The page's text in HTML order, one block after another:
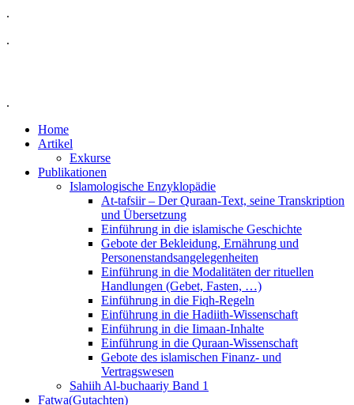
.
.
.
Home
Artikel
Exkurse
Publikationen
Islamologische Enzyklopädie
At-tafsiir – Der Quraan-Text, seine Transkription
und Übersetzung
Einführung in die islamische Geschichte
Gebote der Bekleidung, Ernährung und
Personenstandsangelegenheiten
Einführung in die Modalitäten der rituellen
Handlungen (Gebet, Fasten, …)
Einführung in die Fiqh-Regeln
Einführung in die Hadiith-Wissenschaft
Einführung in die Iimaan-Inhalte
Einführung in die Quraan-Wissenschaft
Gebote des islamischen Finanz- und
Vertragswesen
Sahiih Al-buchaariy Band 1
Fatwa(Gutachten)